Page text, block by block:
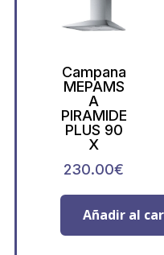
Campana
MEPAMS
A
PIRAMIDE
PLUS 90
X
230.00€
Añadir al